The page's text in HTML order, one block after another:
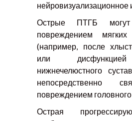
нейровизуализационное
Острые ПТГБ могут
повреждением
(например, после
или
нижнечелюстного
непосредственно
повреждением головного
Острая